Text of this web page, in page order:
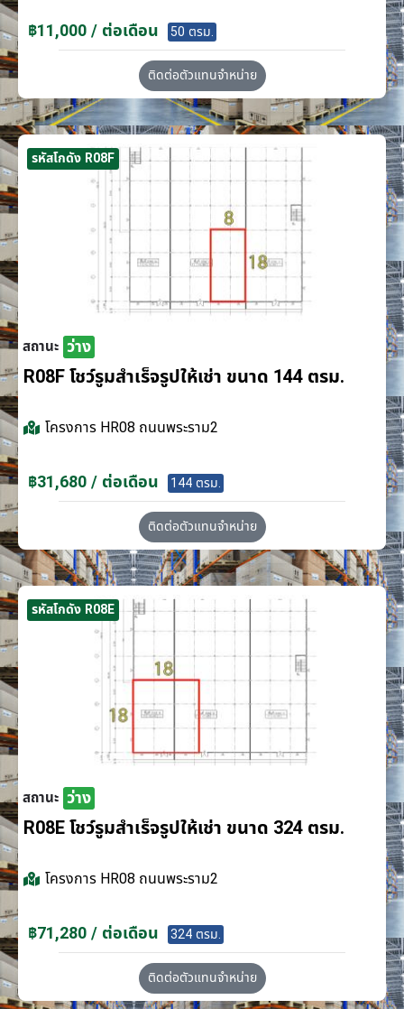
฿11,000 / ต่อเดือน 50 ตรม.
ติดต่อตัวแทนจำหน่าย
รหัสโกดัง R08F
สถานะ ว่าง
R08F โชว์รูมสำเร็จรูปให้เช่า ขนาด 144 ตรม.
โครงการ HR08 ถนนพระราม2
฿31,680 / ต่อเดือน 144 ตรม.
ติดต่อตัวแทนจำหน่าย
รหัสโกดัง R08E
สถานะ ว่าง
R08E โชว์รูมสำเร็จรูปให้เช่า ขนาด 324 ตรม.
โครงการ HR08 ถนนพระราม2
฿71,280 / ต่อเดือน 324 ตรม.
ติดต่อตัวแทนจำหน่าย